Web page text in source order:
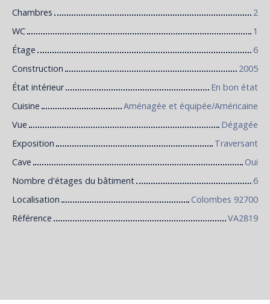
Chambres
2
WC
1
Étage
6
Construction
2005
État intérieur
En bon état
Cuisine
Aménagée et équipée/Américaine
Vue
Dégagée
Exposition
Traversant
Cave
Oui
Nombre d'étages du bâtiment
6
Localisation
Colombes 92700
Référence
VA2819